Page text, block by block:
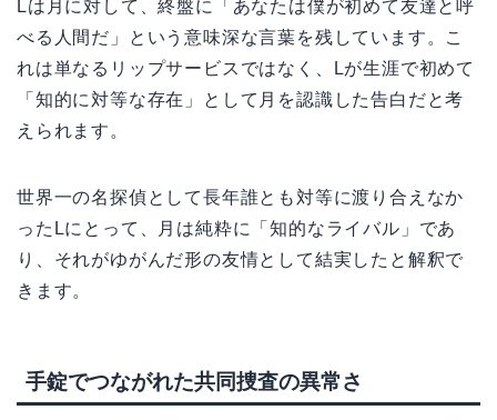
Lは月に対して、終盤に「あなたは僕が初めて友達と呼
べる人間だ」という意味深な言葉を残しています。こ
れは単なるリップサービスではなく、Lが生涯で初めて
「知的に対等な存在」として月を認識した告白だと考
えられます。
世界一の名探偵として長年誰とも対等に渡り合えなか
ったLにとって、月は純粋に「知的なライバル」であ
り、それがゆがんだ形の友情として結実したと解釈で
きます。
手錠でつながれた共同捜査の異常さ